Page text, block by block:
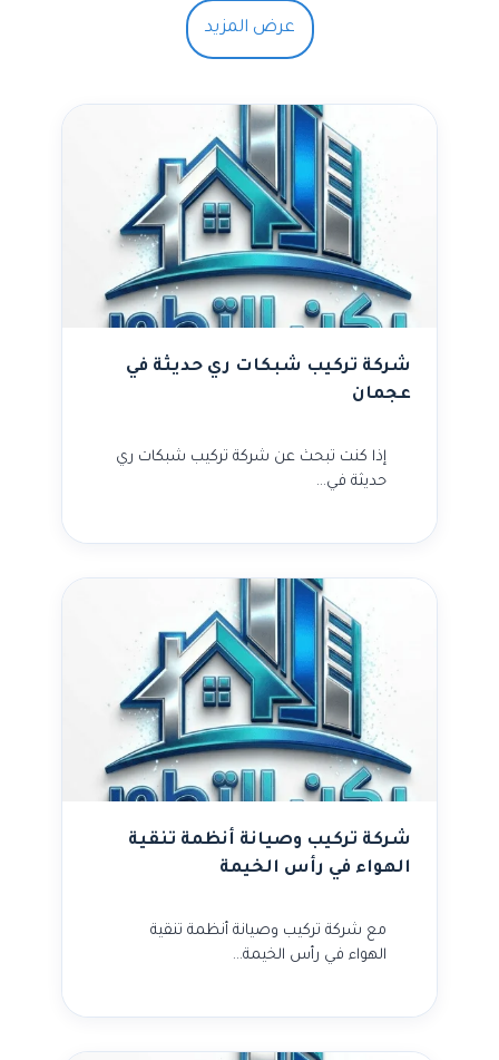
عرض المزيد
شركة تركيب شبكات ري حديثة في
عجمان
إذا كنت تبحث عن شركة تركيب شبكات ري
حديثة في…
شركة تركيب وصيانة أنظمة تنقية
الهواء في رأس الخيمة
مع شركة تركيب وصيانة أنظمة تنقية
الهواء في رأس الخيمة…